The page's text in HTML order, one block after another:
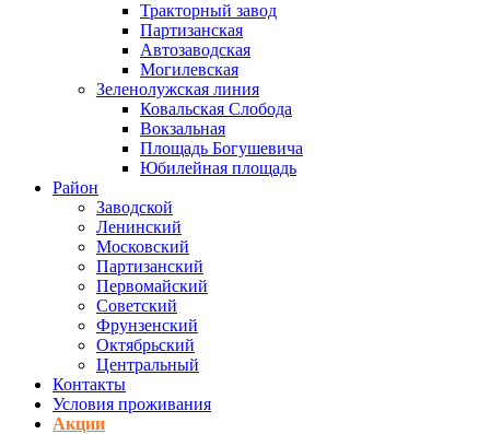
Тракторный завод
Партизанская
Автозаводская
Могилевская
Зеленолужская линия
Ковальская Слобода
Вокзальная
Площадь Богушевича
Юбилейная площадь
Район
Заводской
Ленинский
Московский
Партизанский
Первомайский
Советский
Фрунзенский
Октябрьский
Центральный
Контакты
Условия проживания
Акции